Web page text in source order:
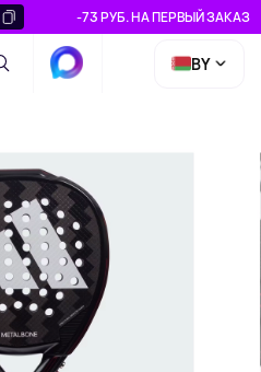
-73 РУБ. НА ПЕРВЫЙ ЗАКАЗ
BY